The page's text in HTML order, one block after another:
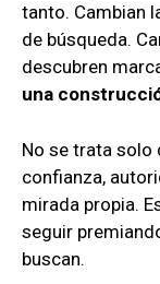
tanto. Cambian
de búsqueda.
descubren
una
No se trata solo
confianza,
mirada propia.
seguir
buscan.